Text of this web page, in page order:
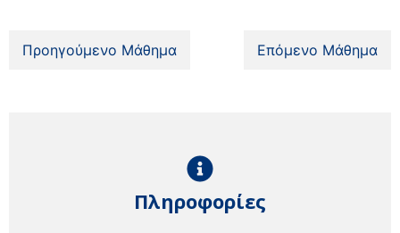
Προηγούμενο Μάθημα Επόμενο Μάθημα
Πληροφορίες